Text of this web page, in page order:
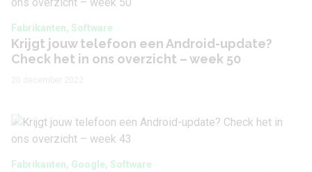
Fabrikanten, Software
Krijgt jouw telefoon een Android-update?
Check het in ons overzicht – week 50
Fabrikanten, Google, Software